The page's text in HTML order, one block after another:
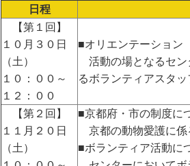
日程
【第１回】
１０月３０日
（土）
１０：００～
１２：００
■オリエンテーション
活動の場となるセン
るボランティアスタ
【第２回】
１１月２０日
（土）
■京都府・市の制度に
京都の動物愛護に係
■ボランティア活動に